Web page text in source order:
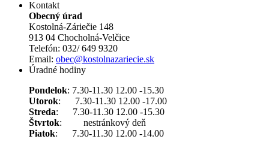
Kontakt
Obecný úrad
Kostolná-Záriečie 148
913 04 Chocholná-Velčice
Telefón: 032/ 649 9320
Email: obec@kostolnazariecie.sk
Úradné hodiny
Pondelok: 7.30-11.30 12.00 -15.30
Utorok: 7.30-11.30 12.00 -17.00
Streda: 7.30-11.30 12.00 -15.30
Štvrtok: nestránkový deň
Piatok: 7.30-11.30 12.00 -14.00